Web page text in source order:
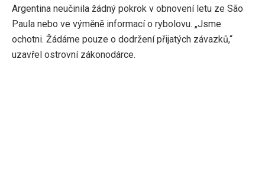
Argentina neučinila žádný pokrok v obnovení letu ze São
Paula nebo ve výměně informací o rybolovu. „Jsme
ochotni. Žádáme pouze o dodržení přijatých závazků,“
uzavřel ostrovní zákonodárce.